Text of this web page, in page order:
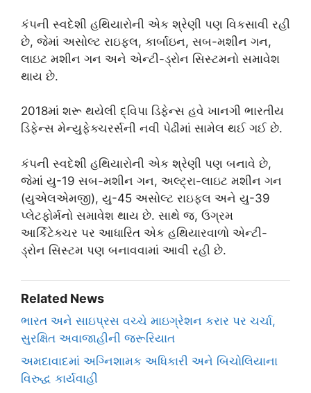
કંપની સ્વદેશી હથિયારોની એક શ્રેણી પણ વિકસાવી રહી
છે, જેમાં અસોલ્ટ રાઇફલ, કાર્બાઇન, સબ-મશીન ગન,
લાઇટ મશીન ગન અને એન્ટી-ડ્રોન સિસ્ટમનો સમાવેશ
થાય છે.
2018માં શરૂ થયેલી દ્વિપા ડિફેન્સ હવે ખાનગી ભારતીય
ડિફેન્સ મેન્યુફેક્ચરર્સની નવી પેઢીમાં સામેલ થઈ ગઈ છે.
કંપની સ્વદેશી હથિયારોની એક શ્રેણી પણ બનાવે છે,
જેમાં યુ-19 સબ-મશીન ગન, અલ્ટ્રા-લાઇટ મશીન ગન
(યુએલએમજી), યુ-45 અસોલ્ટ રાઇફલ અને યુ-39
પ્લેટફોર્મનો સમાવેશ થાય છે. સાથે જ, ઉગ્રમ
આર્કિટેક્ચર પર આધારિત એક હથિયારવાળો એન્ટી-
ડ્રોન સિસ્ટમ પણ બનાવવામાં આવી રહી છે.
Related News
ભારત અને સાઇપ્રસ વચ્ચે માઇગ્રેશન કરાર પર ચર્ચા,
સુરક્ષિત અવાજાહીની જરૂરિયાત
અમદાવાદમાં અગ્નિશામક અધિકારી અને બિચોલિયાના
વિરુદ્ધ કાર્યવાહી